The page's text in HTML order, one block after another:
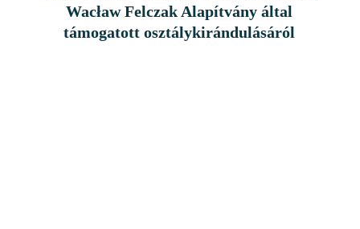
Wacław Felczak Alapítvány által
támogatott osztálykirándulásáról